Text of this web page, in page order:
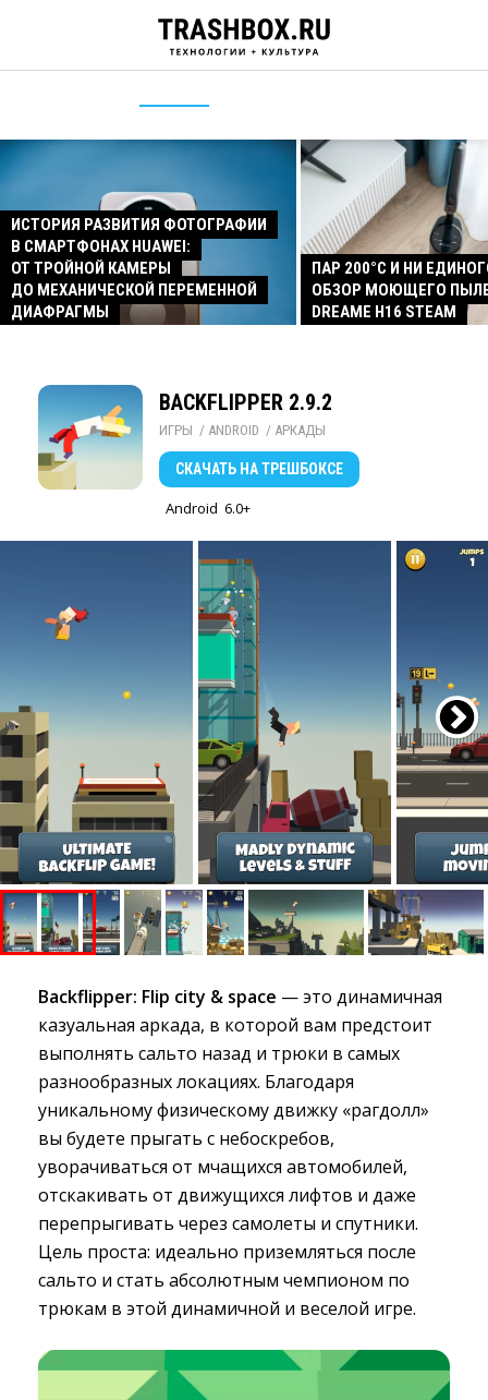
ИСТОРИЯ РАЗВИТИЯ ФОТОГРАФИИ
В СМАРТФОНАХ HUAWEI:
ОТ ТРОЙНОЙ КАМЕРЫ
ДО МЕХАНИЧЕСКОЙ ПЕРЕМЕННОЙ
ДИАФРАГМЫ
ПАР 200°C И НИ
ОБЗОР МОЮЩЕГО
DREAME H16 STEAM
BACKFLIPPER 2.9.2
ИГРЫ / ANDROID / АРКАДЫ
СКАЧАТЬ НА ТРЕШБОКСЕ
Android 6.0+
Backflipper: Flip city & space — это динамичная
казуальная аркада, в которой вам предстоит
выполнять сальто назад и трюки в самых
разнообразных локациях. Благодаря
уникальному физическому движку «рагдолл»
вы будете прыгать с небоскребов,
уворачиваться от мчащихся автомобилей,
отскакивать от движущихся лифтов и даже
перепрыгивать через самолеты и спутники.
Цель проста: идеально приземляться после
сальто и стать абсолютным чемпионом по
трюкам в этой динамичной и веселой игре.